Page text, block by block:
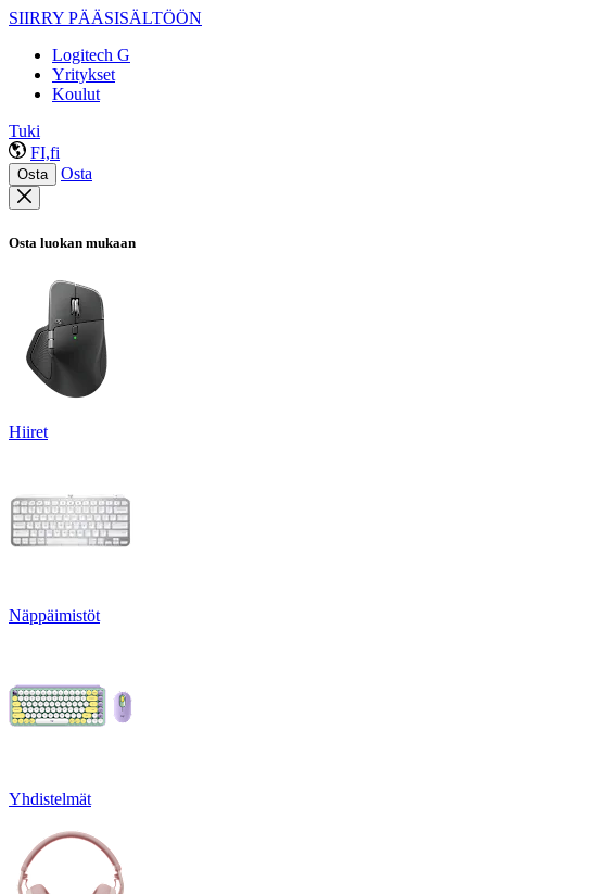
SIIRRY PÄÄSISÄLTÖÖN
Logitech G
Yritykset
Koulut
Tuki
FI,fi
Osta Osta
Osta luokan mukaan
Hiiret
Näppäimistöt
Yhdistelmät